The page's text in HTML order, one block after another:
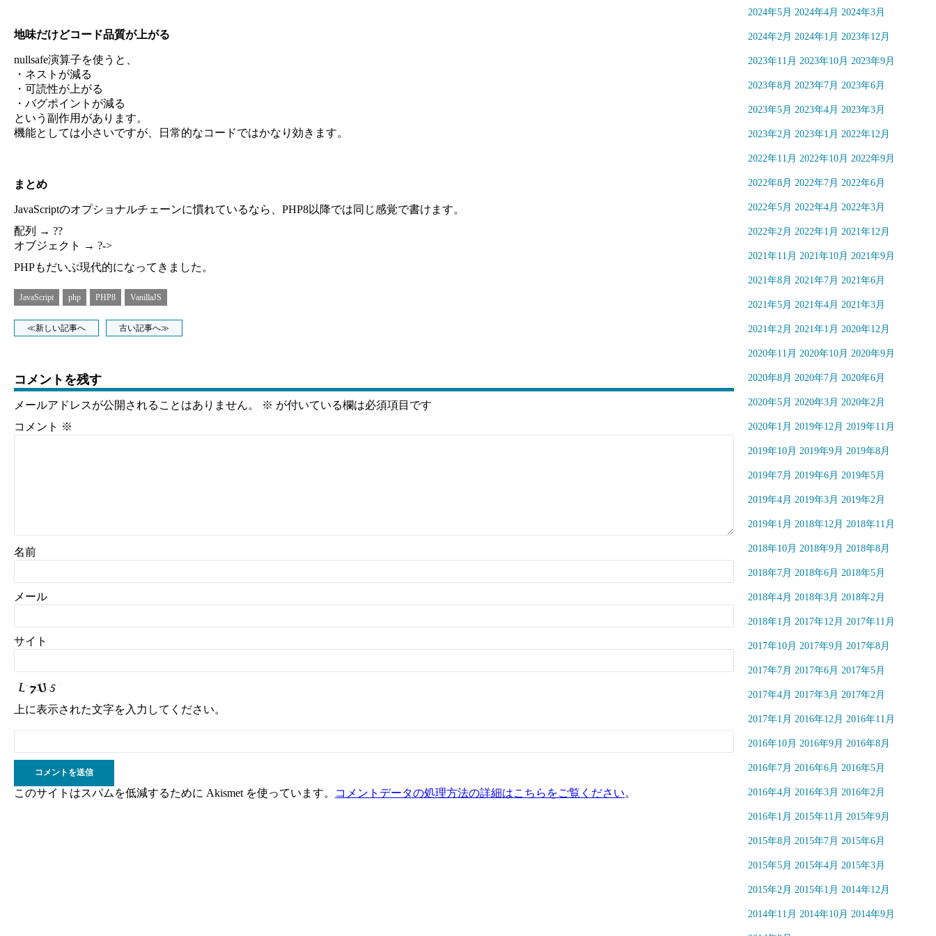
地味だけどコード品質が上がる
nullsafe演算子を使うと、
・ネストが減る
・可読性が上がる
・バグポイントが減る
という副作用があります。
機能としては小さいですが、日常的なコードではかなり効きます。
まとめ
JavaScriptのオプショナルチェーンに慣れているなら、PHP8以降では同じ感覚で書けます。
配列 → ??
オブジェクト → ?->
PHPもだいぶ現代的になってきました。
JavaScript php PHP8 VanillaJS
≪新しい記事へ 古い記事へ≫
コメントを残す
メールアドレスが公開されることはありません。 ※ が付いている欄は必須項目です
コメント ※
名前
メール
サイト
上に表示された文字を入力してください。
このサイトはスパムを低減するために Akismet を使っています。 コメントデータの処理方法の詳細はこちらをご覧ください。
2024年5月 2024年4月 2024年3月
2024年2月 2024年1月 2023年12月
2023年11月 2023年10月 2023年9月
2023年8月 2023年7月 2023年6月
2023年5月 2023年4月 2023年3月
2023年2月 2023年1月 2022年12月
2022年11月 2022年10月 2022年9月
2022年8月 2022年7月 2022年6月
2022年5月 2022年4月 2022年3月
2022年2月 2022年1月 2021年12月
2021年11月 2021年10月 2021年9月
2021年8月 2021年7月 2021年6月
2021年5月 2021年4月 2021年3月
2021年2月 2021年1月 2020年12月
2020年11月 2020年10月 2020年9月
2020年8月 2020年7月 2020年6月
2020年5月 2020年3月 2020年2月
2020年1月 2019年12月 2019年11月
2019年10月 2019年9月 2019年8月
2019年7月 2019年6月 2019年5月
2019年4月 2019年3月 2019年2月
2019年1月 2018年12月 2018年11月
2018年10月 2018年9月 2018年8月
2018年7月 2018年6月 2018年5月
2018年4月 2018年3月 2018年2月
2018年1月 2017年12月 2017年11月
2017年10月 2017年9月 2017年8月
2017年7月 2017年6月 2017年5月
2017年4月 2017年3月 2017年2月
2017年1月 2016年12月 2016年11月
2016年10月 2016年9月 2016年8月
2016年7月 2016年6月 2016年5月
2016年4月 2016年3月 2016年2月
2016年1月 2015年11月 2015年9月
2015年8月 2015年7月 2015年6月
2015年5月 2015年4月 2015年3月
2015年2月 2015年1月 2014年12月
2014年11月 2014年10月 2014年9月